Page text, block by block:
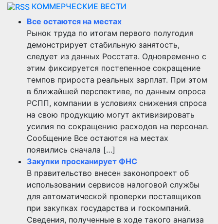
КОММЕРЧЕСКИЕ ВЕСТИ
Все остаются на местах
Рынок труда по итогам первого полугодия
демонстрирует стабильную занятость,
следует из данных Росстата. Одновременно с
этим фиксируется постепенное сокращение
темпов прироста реальных зарплат. При этом
в ближайшей перспективе, по данным опроса
РСПП, компании в условиях снижения спроса
на свою продукцию могут активизировать
усилия по сокращению расходов на персонал.
Сообщение Все остаются на местах
появились сначала […]
Закупки просканирует ФНС
В правительство внесен законопроект об
использовании сервисов налоговой службы
для автоматической проверки поставщиков
при закупках государства и госкомпаний.
Сведения, полученные в ходе такого анализа